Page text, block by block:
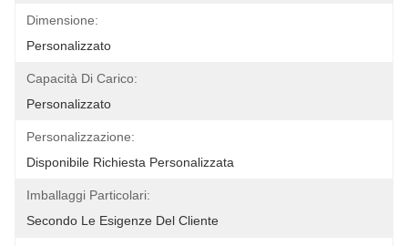
Dimensione:
Personalizzato
Capacità Di Carico:
Personalizzato
Personalizzazione:
Disponibile Richiesta Personalizzata
Imballaggi Particolari:
Secondo Le Esigenze Del Cliente